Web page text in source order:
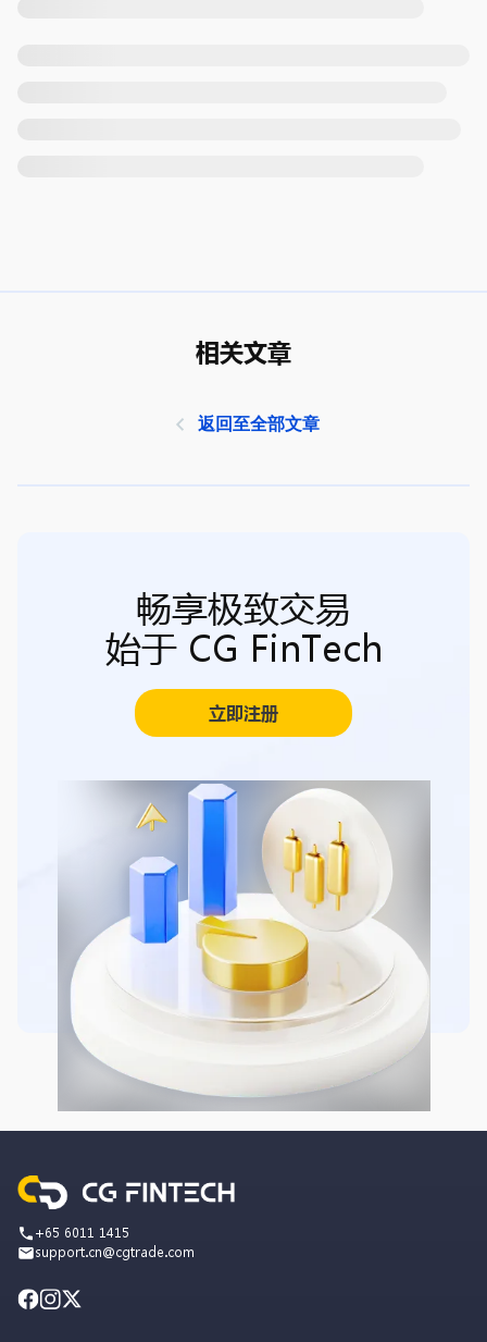
相关文章
返回至全部文章
畅享极致交易
始于 CG FinTech
立即注册
+65 6011 1415
support.cn@cgtrade.com